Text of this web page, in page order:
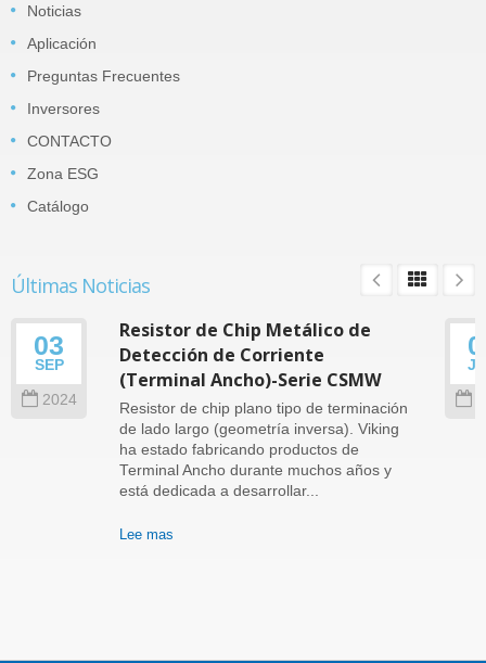
Noticias
Aplicación
Preguntas Frecuentes
Inversores
CONTACTO
Zona ESG
Catálogo
Últimas Noticias
03
SEP
2024
Resistor de Chip Metálico de
Detección de Corriente
(Terminal Ancho)-Serie CSMW
Resistor de chip plano tipo de terminación
de lado largo (geometría inversa). Viking
ha estado fabricando productos de
Terminal Ancho durante muchos años y
está dedicada a desarrollar...
Lee mas